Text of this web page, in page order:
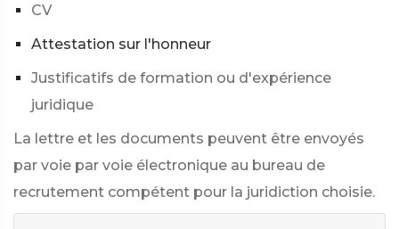
CV
Attestation sur l'honneur
Justificatifs de formation ou d'expérience
juridique
La lettre et les documents peuvent être envoyés
par voie par voie électronique au bureau de
recrutement compétent pour la juridiction choisie.